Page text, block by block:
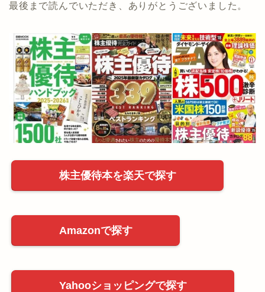
最後まで読んでいただき、ありがとうございました。
株主優待本を楽天で探す
Amazonで探す
Yahooショッピングで探す